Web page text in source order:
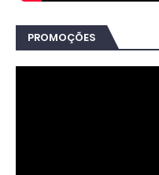
PROMOÇÕES